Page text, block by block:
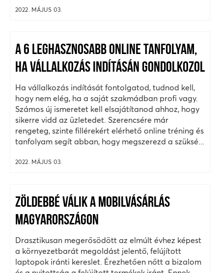
2022. MÁJUS 03.
A 6 LEGHASZNOSABB ONLINE TANFOLYAM,
HA VÁLLALKOZÁS INDÍTÁSÁN GONDOLKOZOL
Ha vállalkozás indítását fontolgatod, tudnod kell,
hogy nem elég, ha a saját szakmádban profi vagy.
Számos új ismeretet kell elsajátítanod ahhoz, hogy
sikerre vidd az üzletedet. Szerencsére már
rengeteg, szinte fillérekért elérhető online tréning és
tanfolyam segít abban, hogy megszerezd a szüksé...
2022. MÁJUS 03.
ZÖLDEBBÉ VÁLIK A MOBILVÁSÁRLÁS
MAGYARORSZÁGON
Drasztikusan megerősödött az elmúlt évhez képest
a környezetbarát megoldást jelentő, felújított
laptopok iránti kereslet. Érezhetően nőtt a bizalom